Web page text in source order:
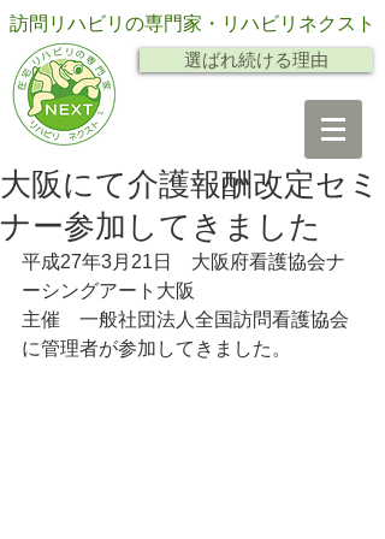
選ばれ続ける理由
訪問リハビリの専門家・リハビリネクスト
大阪にて介護報酬改定セミ
ナー参加してきました
平成27年3月21日　大阪府看護協会ナ
ーシングアート大阪
主催　一般社団法人全国訪問看護協会
に管理者が参加してきました。